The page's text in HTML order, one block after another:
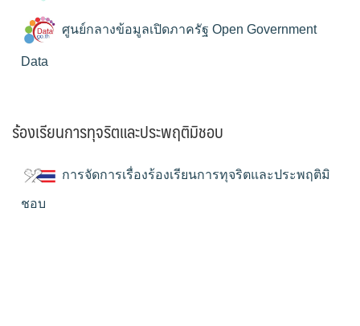
ศูนย์กลางข้อมูลเปิดภาครัฐ Open Government
Data
ร้องเรียนการทุจริตและประพฤติมิชอบ
การจัดการเรื่องร้องเรียนการทุจริตและประพฤติมิ
ชอบ